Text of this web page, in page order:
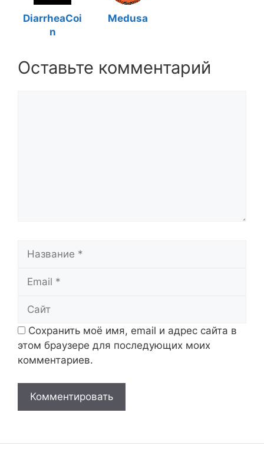
DiarrheaCoi
n
Medusa
Оставьте комментарий
Название
Email
Сайт
Сохранить моё имя, email и адрес сайта в
этом браузере для последующих моих
комментариев.